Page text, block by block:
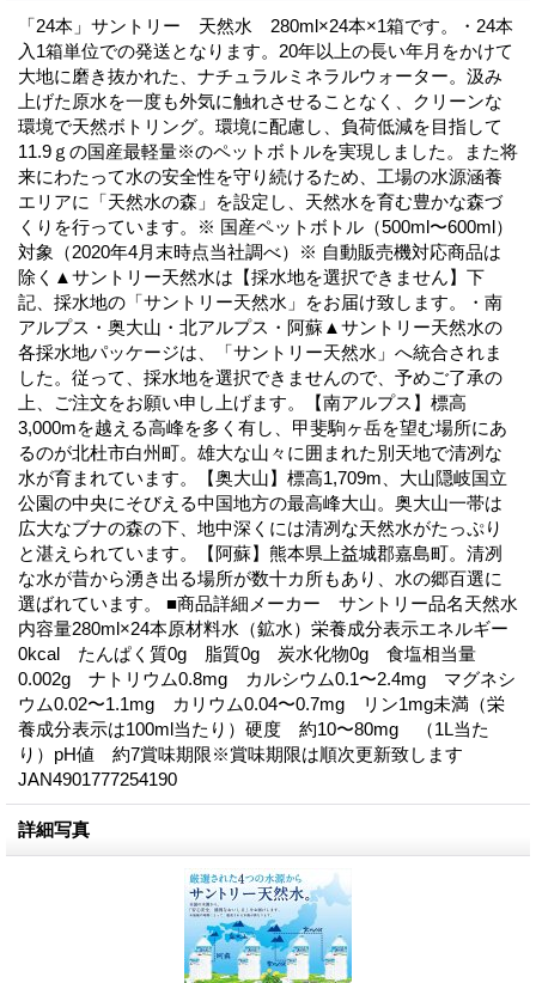
「24本」サントリー 天然水 280ml×24本×1箱です。・24本
入1箱単位での発送となります。20年以上の長い年月をかけて
大地に磨き抜かれた、ナチュラルミネラルウォーター。汲み
上げた原水を一度も外気に触れさせることなく、クリーンな
環境で天然ボトリング。環境に配慮し、負荷低減を目指して
11.9ｇの国産最軽量※のペットボトルを実現しました。また将
来にわたって水の安全性を守り続けるため、工場の水源涵養
エリアに「天然水の森」を設定し、天然水を育む豊かな森づ
くりを行っています。※ 国産ペットボトル（500ml〜600ml）
対象（2020年4月末時点当社調べ）※ 自動販売機対応商品は
除く▲サントリー天然水は【採水地を選択できません】下
記、採水地の「サントリー天然水」をお届け致します。・南
アルプス・奥大山・北アルプス・阿蘇▲サントリー天然水の
各採水地パッケージは、「サントリー天然水」へ統合されま
した。従って、採水地を選択できませんので、予めご了承の
上、ご注文をお願い申し上げます。【南アルプス】標高
3,000mを越える高峰を多く有し、甲斐駒ヶ岳を望む場所にあ
るのが北杜市白州町。雄大な山々に囲まれた別天地で清冽な
水が育まれています。【奥大山】標高1,709m、大山隠岐国立
公園の中央にそびえる中国地方の最高峰大山。奥大山一帯は
広大なブナの森の下、地中深くには清冽な天然水がたっぷり
と湛えられています。【阿蘇】熊本県上益城郡嘉島町。清冽
な水が昔から湧き出る場所が数十カ所もあり、水の郷百選に
選ばれています。 ■商品詳細メーカー サントリー品名天然水
内容量280ml×24本原材料水（鉱水）栄養成分表示エネルギー
0kcal たんぱく質0g 脂質0g 炭水化物0g 食塩相当量
0.002g ナトリウム0.8mg カルシウム0.1〜2.4mg マグネシ
ウム0.02〜1.1mg カリウム0.04〜0.7mg リン1mg未満（栄
養成分表示は100ml当たり）硬度 約10〜80mg （1L当た
り）pH値 約7賞味期限※賞味期限は順次更新致します
JAN4901777254190
詳細写真